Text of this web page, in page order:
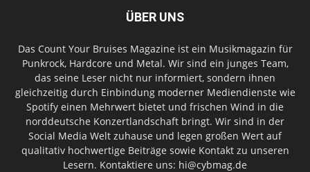
ÜBER UNS
Das Count Your Bruises Magazine ist ein Musikmagazin für
Punkrock, Hardcore und Metal. Wir sind ein junges Team,
das seine Leser nicht nur informiert, sondern ihnen
gleichzeitig durch Einbindung moderner Mediendienste wie
Spotify einen Mehrwert bietet und frischen Wind in die
norddeutsche Konzertlandschaft bringt. Wir sind in der
Social Media Welt zuhause und legen großen Wert auf
qualitativ hochwertige Beiträge sowie Kontakt zu unseren
Lesern. Kontaktiere uns: hi@cybmag.de